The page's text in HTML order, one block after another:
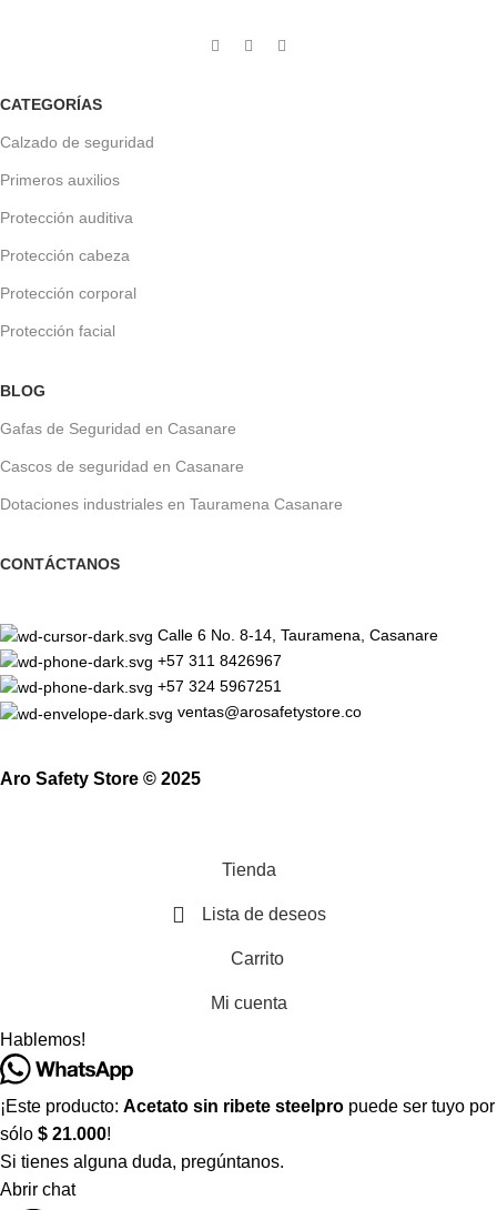
CATEGORÍAS
Calzado de seguridad
Primeros auxilios
Protección auditiva
Protección cabeza
Protección corporal
Protección facial
BLOG
Gafas de Seguridad en Casanare
Cascos de seguridad en Casanare
Dotaciones industriales en Tauramena Casanare
CONTÁCTANOS
Calle 6 No. 8-14, Tauramena, Casanare
+57 311 8426967
+57 324 5967251
ventas@arosafetystore.co
Aro Safety Store © 2025
Tienda
Lista de deseos
Carrito
Mi cuenta
Hablemos!
¡Este producto: Acetato sin ribete steelpro puede ser tuyo por
sólo $ 21.000!
Si tienes alguna duda, pregúntanos.
Abrir chat